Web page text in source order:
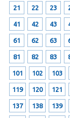
21 22 23
41 42 43
61 62 63
81 82 83
101 102 103
119 120 121
137 138 139